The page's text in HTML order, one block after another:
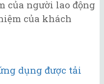
của người lao động
của khách
dụng được tải